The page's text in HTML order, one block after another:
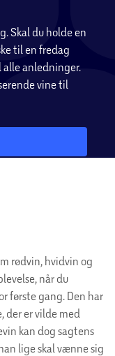
Skal du holde en
til en fredag
alle anledninger.
vine til
rødvin, hvidvin og
når du
første gang. Den har
der er vilde med
kan dog sagtens
lige skal vænne sig